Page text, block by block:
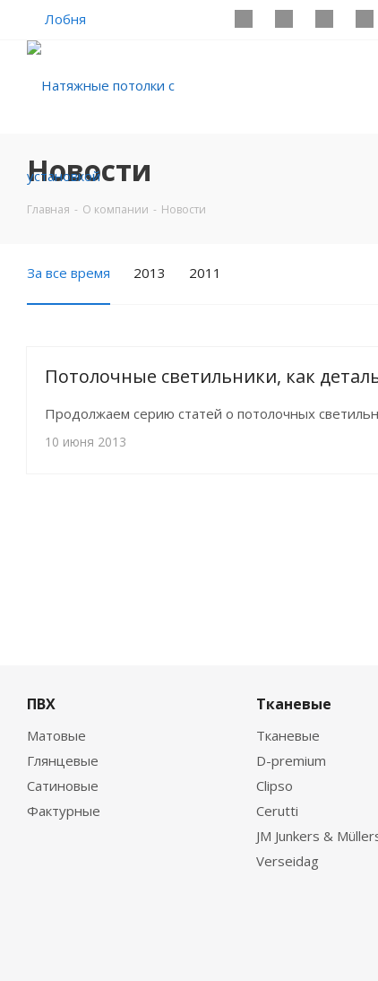
Лобня
Новости
Главная - О компании - Новости
За все время 2013 2011
Потолочные светильники, как
Продолжаем серию статей о потолочных
10 июня 2013
ПВХ
Матовые
Глянцевые
Сатиновые
Фактурные
Тканевые
Тканевые
D-premium
Clipso
Cerutti
JM Junkers &
Verseidag